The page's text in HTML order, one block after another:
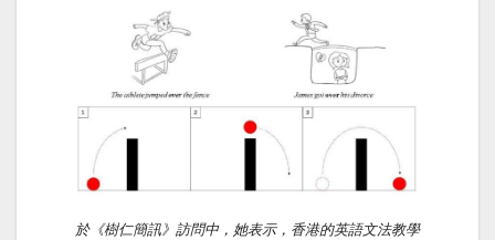
於《樹仁簡訊》訪問中，她表示，香港的英語文法教學